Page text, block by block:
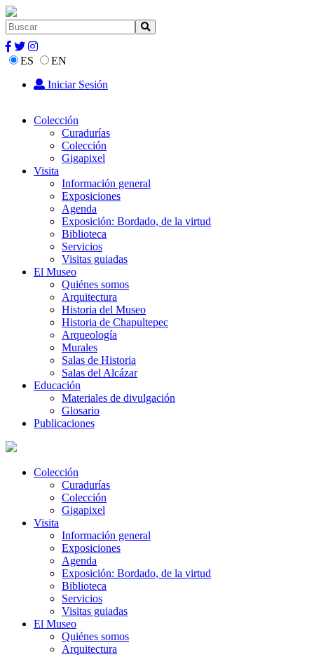
ES
EN
Iniciar Sesión
Colección
Curadurías
Colección
Gigapixel
Visita
Información general
Exposiciones
Agenda
Exposición: Bordado, de la virtud
Biblioteca
Servicios
Visitas guiadas
El Museo
Quiénes somos
Arquitectura
Historia del Museo
Historia de Chapultepec
Arqueología
Murales
Salas de Historia
Salas del Alcázar
Educación
Materiales de divulgación
Glosario
Publicaciones
Colección
Curadurías
Colección
Gigapixel
Visita
Información general
Exposiciones
Agenda
Exposición: Bordado, de la virtud
Biblioteca
Servicios
Visitas guiadas
El Museo
Quiénes somos
Arquitectura